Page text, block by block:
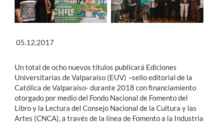
English
05.12.2017
Un total de ocho nuevos títulos publicará Ediciones
Universitarias de Valparaíso (EUV) –sello editorial de la
Católica de Valparaíso- durante 2018 con financiamiento
otorgado por medio del Fondo Nacional de Fomento del
Libro y la Lectura del Consejo Nacional de la Cultura y las
Artes (CNCA), a través de la línea de Fomento a la Industria